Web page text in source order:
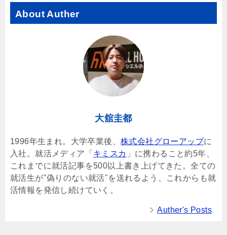
About Auther
大舘圭都
1996年生まれ。大学卒業後、 株式会社グローアップに
入社。就活メディア「 キミスカ 」に携わること約5年、
これまでに就活記事を500以上書き上げてきた。全ての
就活生が"偽りのない就活"を送れるよう、これからも就
活情報を発信し続けていく。
Auther's Posts